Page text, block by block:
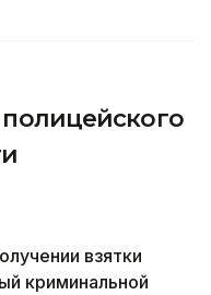
взятки
криминальной